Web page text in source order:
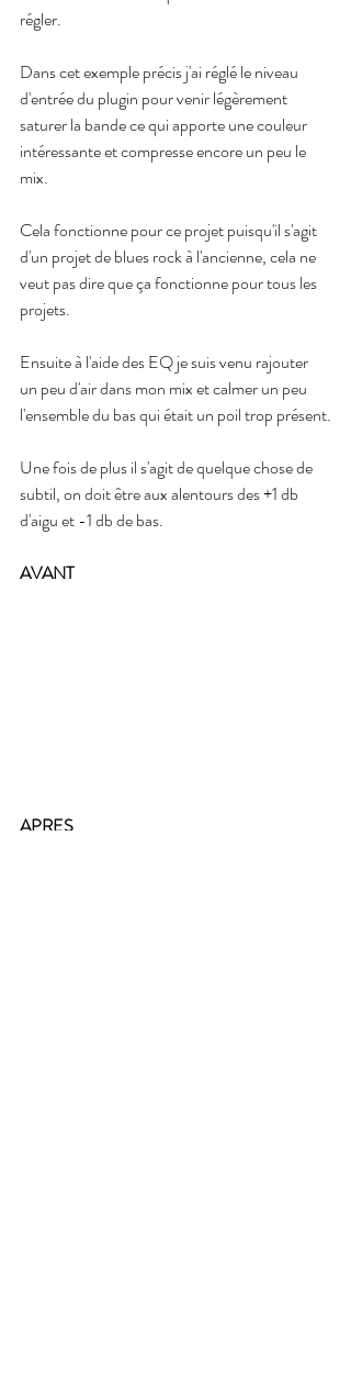
régler.
Dans cet exemple précis j'ai réglé le niveau
d'entrée du plugin pour venir légèrement
saturer la bande ce qui apporte une couleur
intéressante et compresse encore un peu le
mix.
Cela fonctionne pour ce projet puisqu'il s'agit
d'un projet de blues rock à l'ancienne, cela ne
veut pas dire que ça fonctionne pour tous les
projets.
Ensuite à l'aide des EQ je suis venu rajouter
un peu d'air dans mon mix et calmer un peu
l'ensemble du bas qui était un poil trop présent.
Une fois de plus il s'agit de quelque chose de
subtil, on doit être aux alentours des +1 db
d'aigu et -1 db de bas.
AVANT
APRES